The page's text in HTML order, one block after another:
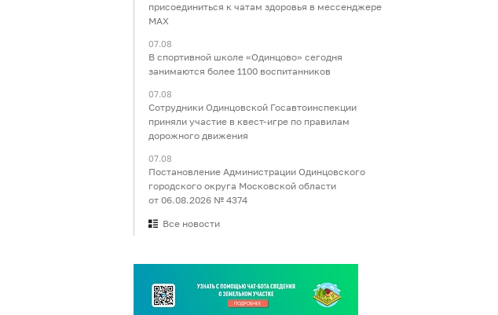
присоединиться к чатам здоровья в мессенджере
МАХ
07.08
В спортивной школе «Одинцово» сегодня
занимаются более 1100 воспитанников
07.08
Сотрудники Одинцовской Госавтоинспекции
приняли участие в квест-игре по правилам
дорожного движения
07.08
Постановление Администрации Одинцовского
городского округа Московской области
от 06.08.2026 № 4374
Все новости